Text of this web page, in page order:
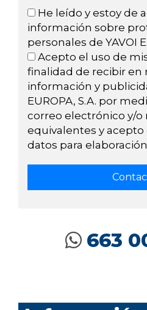
He leído y estoy de
información sobre
personales de YAVOI
Acepto el uso de
finalidad de recibir en
información y
EUROPA, S.A. por
correo electrónico y/o
equivalentes y acepto
datos para
663